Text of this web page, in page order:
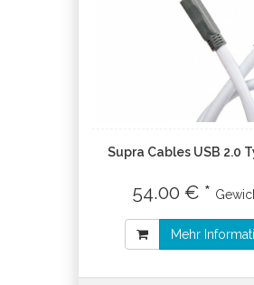
Supra Cables USB 2.0
54.00 € *
Mehr